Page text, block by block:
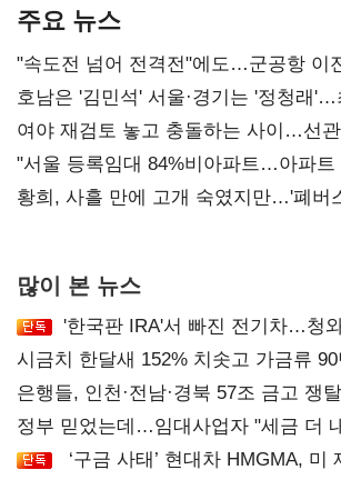
주요 뉴스
"속도전 넘어 전격전"에도…군공항 이
52시간까지 '뇌관'
호남은 '김민석' 서울·경기는 '정청래'…
'안갯속'
여야 재검토 놓고 충돌하는 사이…선
오차 당연"
"서울 등록임대 84%비아파트…아파트
달리해야"
황희, 사흘 만에 고개 숙였지만…'폐버
많이 본 뉴스
'한국판 IRA'서 빠진 전기차…청
시금치 한달새 152% 치솟고 가금류
은행들, 인천·전남·경북 57조 금고 쟁
정부 믿었는데…임대사업자 "세금 더
‘구금 사태’ 현대차 HMGMA, 미